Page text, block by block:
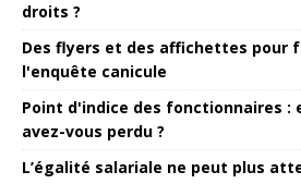
droits ?
Des flyers et des affichettes pour
l'enquête canicule
Point d'indice des fonctionnaires :
avez-vous perdu ?
L’égalité salariale ne peut plus